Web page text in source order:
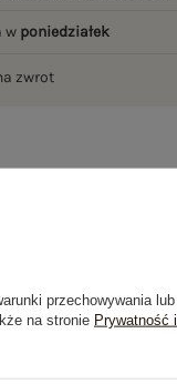
w poniedziałek
zwrot
przechowywania lub
na stronie Prywatność i